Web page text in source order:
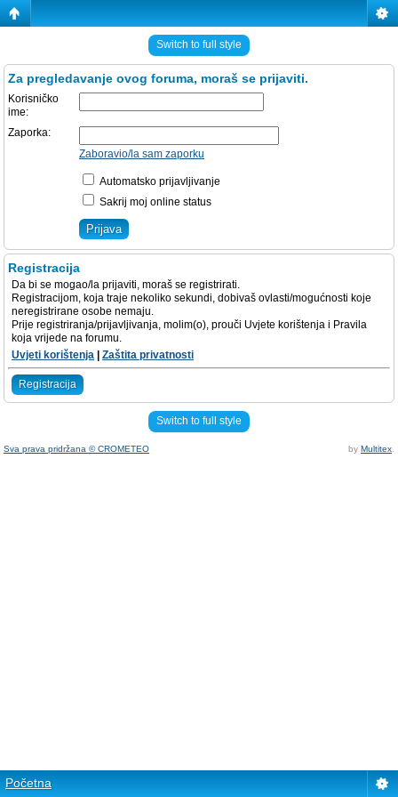
Switch to full style
Za pregledavanje ovog foruma, moraš se prijaviti.
Korisničko
ime:
Zaporka:
Zaboravio/la sam zaporku
Automatsko prijavljivanje
Sakrij moj online status
Registracija
Da bi se mogao/la prijaviti, moraš se registrirati.
Registracijom, koja traje nekoliko sekundi, dobivaš ovlasti/mogućnosti koje
neregistrirane osobe nemaju.
Prije registriranja/prijavljivanja, molim(o), prouči Uvjete korištenja i Pravila
koja vrijede na forumu.
Uvjeti korištenja
Zaštita privatnosti
Registracija
Switch to full style
Sva prava pridržana © CROMETEO by Multitex
Početna